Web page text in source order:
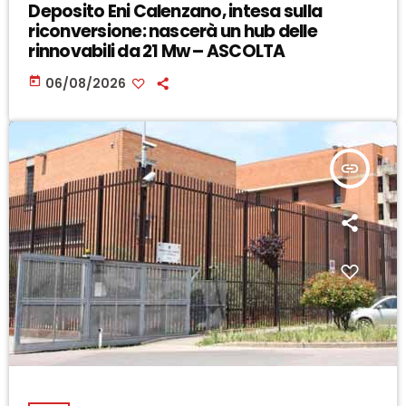
Deposito Eni Calenzano, intesa sulla
riconversione: nascerà un hub delle
rinnovabili da 21 Mw – ASCOLTA
today 06/08/2026
insert_link